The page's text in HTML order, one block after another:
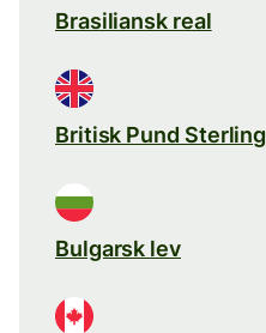
Brasiliansk real
Britisk Pund Sterling
Bulgarsk lev